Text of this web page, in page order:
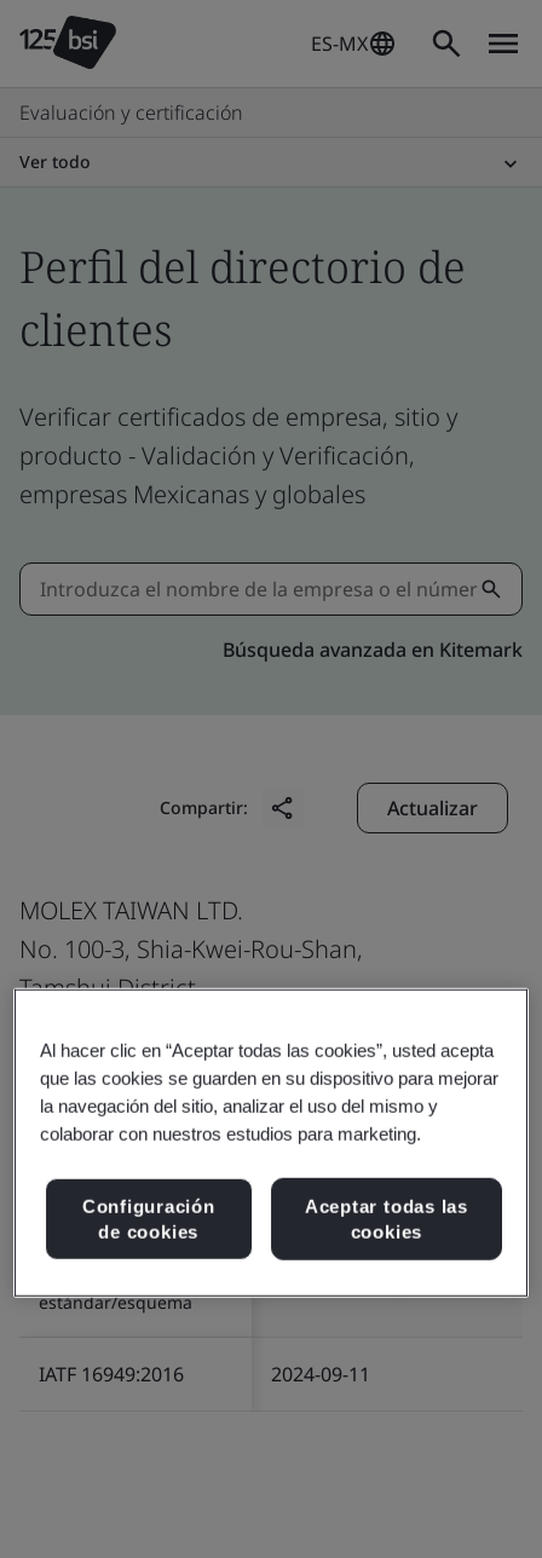
ES-MX
Evaluación y certificación
Ver todo
Perfil del directorio de
clientes
Verificar certificados de empresa, sitio y
producto - Validación y Verificación,
empresas Mexicanas y globales
Búsqueda avanzada en Kitemark
Compartir: Actualizar
MOLEX TAIWAN LTD.
No. 100-3, Shia-Kwei-Rou-Shan,
Tamshui District,
Taiwan
Alcance:Warehousing, Distribution
estándar/esquema
IATF 16949:2016 2024-09-11
Al hacer clic en “Aceptar todas las cookies”, usted acepta
que las cookies se guarden en su dispositivo para mejorar
la navegación del sitio, analizar el uso del mismo y
colaborar con nuestros estudios para marketing.
Configuración
de cookies
Aceptar todas las
cookies